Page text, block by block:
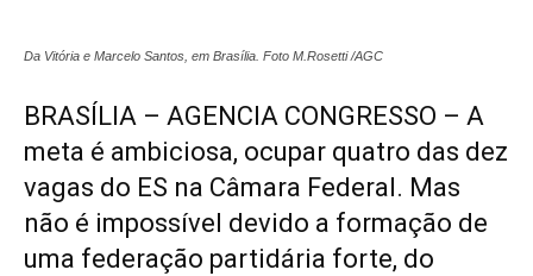
Da Vitória e Marcelo Santos, em Brasília. Foto M.Rosetti /AGC
BRASÍLIA – AGENCIA CONGRESSO – A
meta é ambiciosa, ocupar quatro das dez
vagas do ES na Câmara Federal. Mas
não é impossível devido a formação de
uma federação partidária forte, do